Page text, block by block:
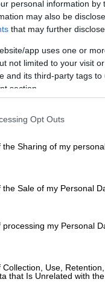
personal information by
may also be
that may further
app uses one or
not limited to your visit
and its third-party tags
section.
Opt Outs
Sharing of my
Sale of my Personal
my Personal
Use,
that Is Unrelated with
καθώς
που
Network|17.06.2026
τη χαμηλή
εκπομπή που
εκπομπή φαινόταν